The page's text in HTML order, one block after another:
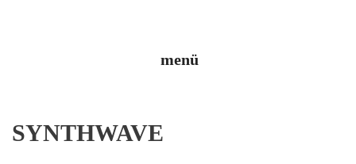
menü
SYNTHWAVE